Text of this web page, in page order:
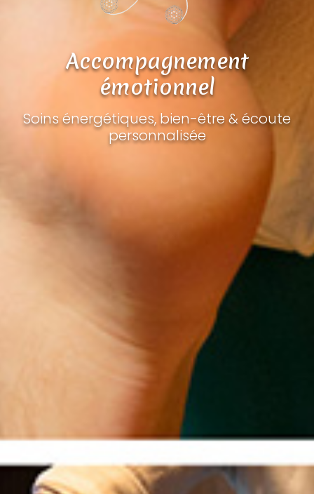
Accompagnement
émotionnel
Soins énergétiques, bien-être & écoute
personnalisée